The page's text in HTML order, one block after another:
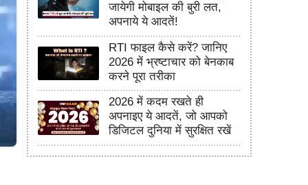
जायेगी मोबाइल की बुरी लत,
अपनाये ये आदतें!
RTI फाइल कैसे करें? जानिए
2026 में भ्रष्टाचार को बेनकाब
करने पूरा तरीका
2026 में कदम रखते ही
अपनाइए ये आदतें, जो आपको
डिजिटल दुनिया में सुरक्षित रखें